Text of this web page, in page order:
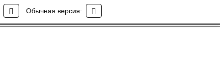
Обычная версия: